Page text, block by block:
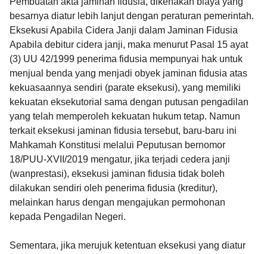
besarnya diatur lebih lanjut dengan peraturan pemerintah.
Eksekusi Apabila Cidera Janji dalam Jaminan Fidusia
Apabila debitur cidera janji, maka menurut Pasal 15 ayat
(3) UU 42/1999 penerima fidusia mempunyai hak untuk
menjual benda yang menjadi obyek jaminan fidusia atas
kekuasaannya sendiri (parate eksekusi), yang memiliki
kekuatan eksekutorial sama dengan putusan pengadilan
yang telah memperoleh kekuatan hukum tetap. Namun
terkait eksekusi jaminan fidusia tersebut, baru-baru ini
Mahkamah Konstitusi melalui Peputusan bernomor
18/PUU-XVII/2019 mengatur, jika terjadi cedera janji
(wanprestasi), eksekusi jaminan fidusia tidak boleh
dilakukan sendiri oleh penerima fidusia (kreditur),
melainkan harus dengan mengajukan permohonan
kepada Pengadilan Negeri.
Sementara, jika merujuk ketentuan eksekusi yang diatur